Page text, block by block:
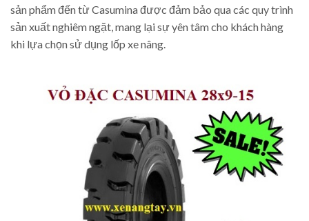
sản phẩm đến từ Casumina được đảm bảo qua các quy trình
sản xuất nghiêm ngặt, mang lại sự yên tâm cho khách hàng
khi lựa chọn sử dụng lốp xe nâng.